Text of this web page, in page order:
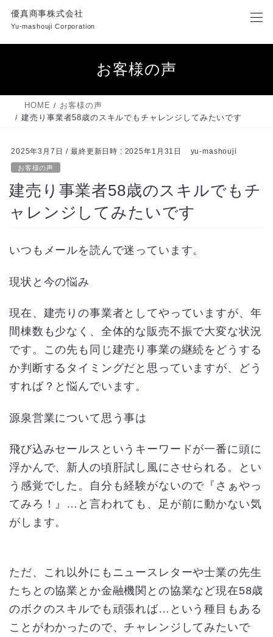
ン
キ
ー
に
優真商事株式会社
Yu-mashouji Corporation
お客様の声
HOME
お客様の声
建売り事業者58歳のスキルでもチャレンジしてみたいです
2025年3月7日 / 最終更新日時 : 2025年1月31日 yu-mashouji
お客様の声
建売り事業者58歳のスキルでもチ
ャレンジしてみたいです
いつもメールを読んで迷っています。
現状と今の悩み
現在、建売りの事業者としてやっていますが、年
間棟数も少なく、全体的な販売不振で大変な状況
です。この先も同じ建売り事業の継続をどうする
か判断するタイミングだと思っていますが、どう
すれば？と悩んでいます。
源泉営業について思う事は
飛び込みセールスというキーワードが一番に頭に
浮かんで、新人の頃肝試し風にさせられる。とい
う感覚でした。自分も経験がないので『さぁやっ
てみろ！』…と言われても、足が前に動かない気
がします。
ただ、これ以外にもニュースレターや士業の先生
たちとの協業とか金融機関との協業など現在58歳
のボクのスキルでも頑張れば…という種目もある
ことがわかったので、チャレンジしてみたいで